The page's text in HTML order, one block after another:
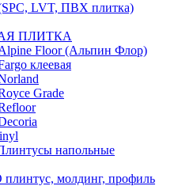
LVT, ПВХ плитка)
ПЛИТКА
Floor (Альпин Флор)
клеевая
Grade
напольные
молдинг, профиль